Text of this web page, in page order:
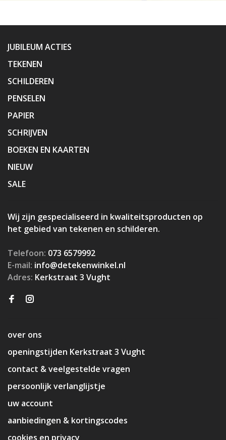
JUBILEUM ACTIES
TEKENEN
SCHILDEREN
PENSELEN
PAPIER
SCHRIJVEN
BOEKEN EN KAARTEN
NIEUW
SALE
Wij zijn gespecialiseerd in kwaliteitsproducten op
het gebied van tekenen en schilderen.
Telefoon: 073 6579992
E-mail: info@detekenwinkel.nl
Adres: Kerkstraat 3 Vught
over ons
openingstijden Kerkstraat 3 Vught
contact & veelgestelde vragen
persoonlijk verlanglijstje
uw account
aanbiedingen & kortingscodes
cookies en privacy